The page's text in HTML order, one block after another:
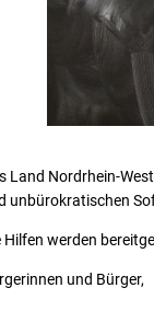
Land Nordrhein-
unbürokratischen
Hilfen werden
und Bürger,